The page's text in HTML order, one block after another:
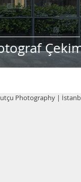
Photography |